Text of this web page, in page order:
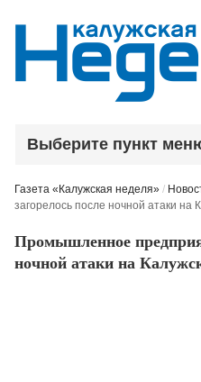
Выберите пункт
Газета «Калужская неделя» /
загорелось после ночной атаки на
Промышленное
ночной атаки на